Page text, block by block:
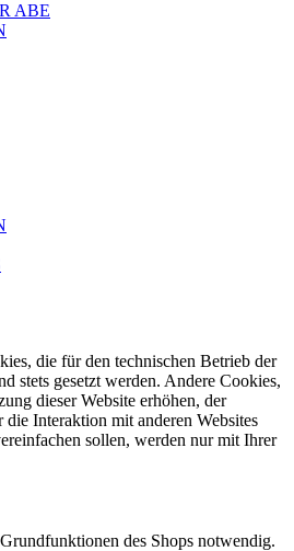
ABE
die für den technischen Betrieb der
stets gesetzt werden. Andere Cookies,
dieser Website erhöhen, der
Interaktion mit anderen Websites
sollen, werden nur mit Ihrer
des Shops notwendig.